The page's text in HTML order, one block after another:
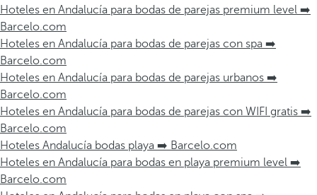
Hoteles en Andalucía para bodas de parejas premium level ➡️
Barcelo.com
Hoteles en Andalucía para bodas de parejas con spa ➡️
Barcelo.com
Hoteles en Andalucía para bodas de parejas urbanos ➡️
Barcelo.com
Hoteles en Andalucía para bodas de parejas con WIFI gratis ➡️
Barcelo.com
Hoteles Andalucía bodas playa ➡️ Barcelo.com
Hoteles en Andalucía para bodas en playa premium level ➡️
Barcelo.com